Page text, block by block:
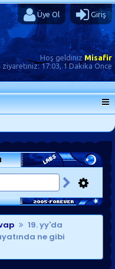
Üye Ol Giriş
Hoş geldinizMisafir
ziyaretiniz:17:03, 1 Dakika Önce
19. yy'da
ne gibi